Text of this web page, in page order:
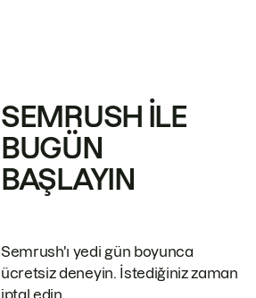
SEMRUSH ILE
BUGÜN
BAŞLAYIN
Semrush'ı yedi gün boyunca
ücretsiz deneyin. İstediğiniz zaman
iptal edin.